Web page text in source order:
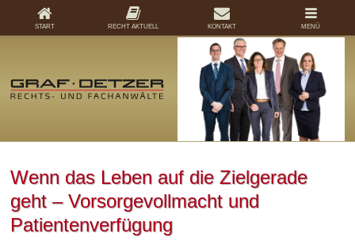
Wenn das Leben auf die Zielgerade
geht – Vorsorgevollmacht und
Patientenverfügung
START RECHT AKTUELL KONTAKT MENÜ